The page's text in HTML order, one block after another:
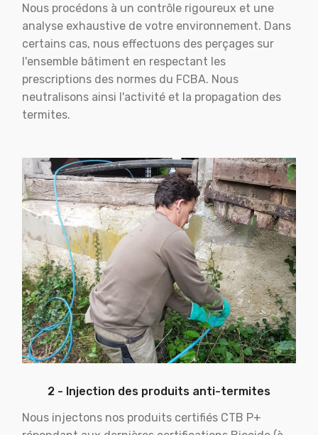
Nous procédons à un contrôle rigoureux et une
analyse exhaustive de votre environnement. Dans
certains cas, nous effectuons des perçages sur
l'ensemble bâtiment en respectant les
prescriptions des normes du FCBA. Nous
neutralisons ainsi l'activité et la propagation des
termites.
2 - Injection des produits anti-termites
Nous injectons nos produits certifiés CTB P+